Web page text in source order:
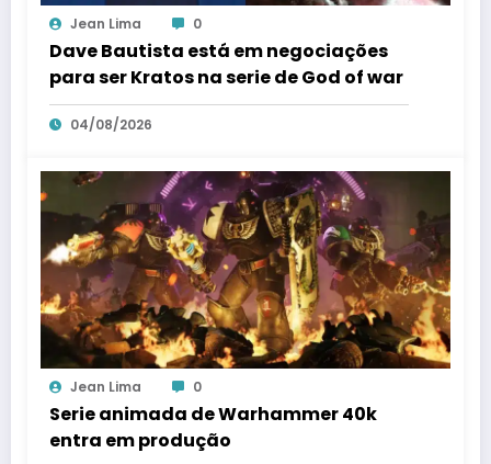
Jean Lima 0
Dave Bautista está em negociações
para ser Kratos na serie de God of war
04/08/2026
Jean Lima 0
Serie animada de Warhammer 40k
entra em produção